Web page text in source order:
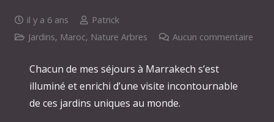
il y a 6 ans
Patrick
Jardins, Maroc, Nature Arbres Aucun commentaire
Chacun de mes séjours à Marrakech s’est
illuminé et enrichi d’une visite incontournable
de ces jardins uniques au monde.